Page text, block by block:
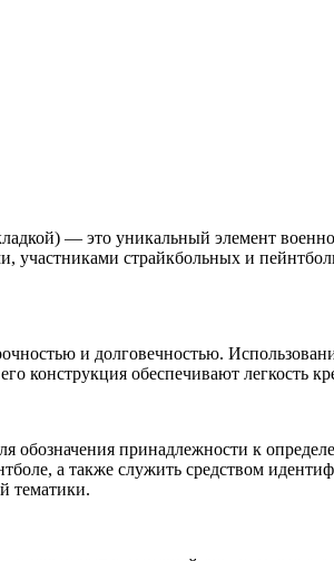
— это уникальный элемент
участниками страйкбольных и
и долговечностью.
обеспечивают легкость
обозначения принадлежности к
а также служить средством
тематики.